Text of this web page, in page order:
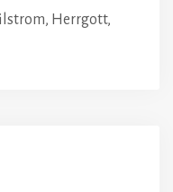
, Herrgott,